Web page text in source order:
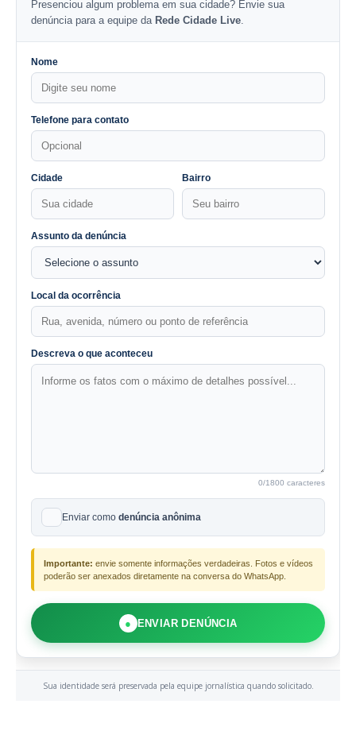
Presenciou algum problema em sua cidade? Envie sua
denúncia para a equipe da Rede Cidade Live.
Nome
Telefone para contato
Cidade Bairro
Assunto da denúncia
Local da ocorrência
Descreva o que aconteceu
0/1800 caracteres
Enviar como denúncia anônima
Importante: envie somente informações verdadeiras. Fotos e vídeos
poderão ser anexados diretamente na conversa do WhatsApp.
● ENVIAR DENÚNCIA
Sua identidade será preservada pela equipe jornalística quando solicitado.